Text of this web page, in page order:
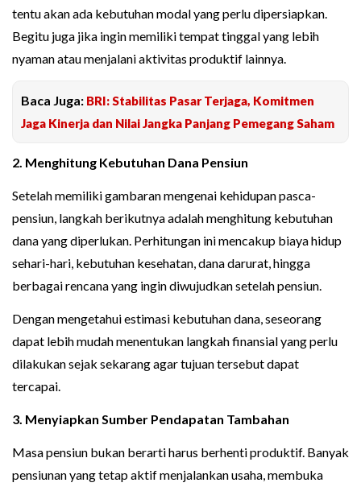
tentu akan ada kebutuhan modal yang perlu dipersiapkan.
Begitu juga jika ingin memiliki tempat tinggal yang lebih
nyaman atau menjalani aktivitas produktif lainnya.
Baca Juga: BRI: Stabilitas Pasar Terjaga, Komitmen
Jaga Kinerja dan Nilai Jangka Panjang Pemegang Saham
2. Menghitung Kebutuhan Dana Pensiun
Setelah memiliki gambaran mengenai kehidupan pasca-
pensiun, langkah berikutnya adalah menghitung kebutuhan
dana yang diperlukan. Perhitungan ini mencakup biaya hidup
sehari-hari, kebutuhan kesehatan, dana darurat, hingga
berbagai rencana yang ingin diwujudkan setelah pensiun.
Dengan mengetahui estimasi kebutuhan dana, seseorang
dapat lebih mudah menentukan langkah finansial yang perlu
dilakukan sejak sekarang agar tujuan tersebut dapat
tercapai.
3. Menyiapkan Sumber Pendapatan Tambahan
Masa pensiun bukan berarti harus berhenti produktif. Banyak
pensiunan yang tetap aktif menjalankan usaha, membuka